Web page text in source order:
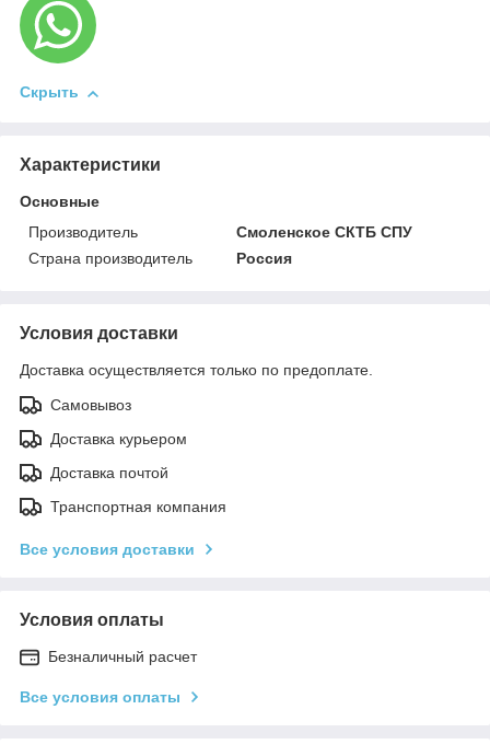
Скрыть
Характеристики
Основные
Производитель
Смоленское СКТБ СПУ
Страна производитель
Россия
Условия доставки
Доставка осуществляется только по предоплате.
Самовывоз
Доставка курьером
Доставка почтой
Транспортная компания
Все условия доставки
Условия оплаты
Безналичный расчет
Все условия оплаты